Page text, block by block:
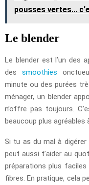
pousses vertes...
Le blender
Le blender est l’un des
des smoothies
minute ou des purées
ménager, un blender
n’offre pas toujours.
beaucoup plus agréables
Si tu as du mal à
peut aussi t’aider au
préparations plus
fibres. En pratique, cela